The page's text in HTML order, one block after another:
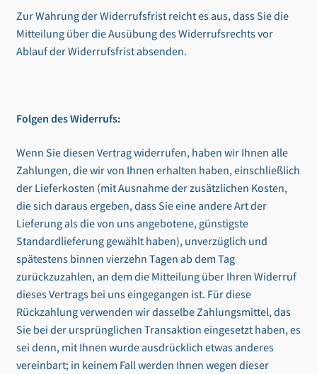
Zur Wahrung der Widerrufsfrist reicht es aus, dass Sie die
Mitteilung über die Ausübung des Widerrufsrechts vor
Ablauf der Widerrufsfrist absenden.
Folgen des Widerrufs:
Wenn Sie diesen Vertrag widerrufen, haben wir Ihnen alle
Zahlungen, die wir von Ihnen erhalten haben, einschließlich
der Lieferkosten (mit Ausnahme der zusätzlichen Kosten,
die sich daraus ergeben, dass Sie eine andere Art der
Lieferung als die von uns angebotene, günstigste
Standardlieferung gewählt haben), unverzüglich und
spätestens binnen vierzehn Tagen ab dem Tag
zurückzuzahlen, an dem die Mitteilung über Ihren Widerruf
dieses Vertrags bei uns eingegangen ist. Für diese
Rückzahlung verwenden wir dasselbe Zahlungsmittel, das
Sie bei der ursprünglichen Transaktion eingesetzt haben, es
sei denn, mit Ihnen wurde ausdrücklich etwas anderes
vereinbart; in keinem Fall werden Ihnen wegen dieser